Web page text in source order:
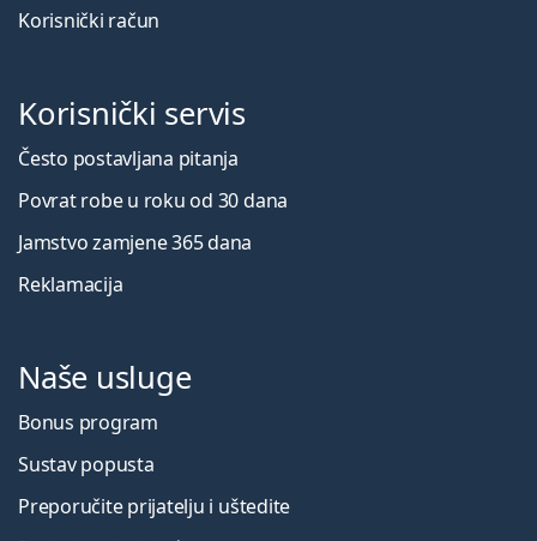
Korisnički račun
Korisnički servis
Često postavljana pitanja
Povrat robe u roku od 30 dana
Jamstvo zamjene 365 dana
Reklamacija
Naše usluge
Bonus program
Sustav popusta
Preporučite prijatelju i uštedite